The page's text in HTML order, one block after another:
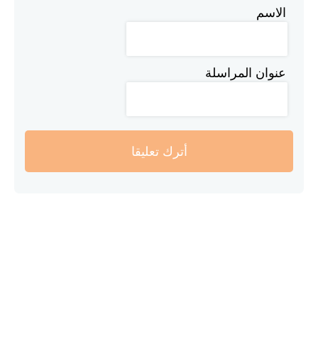
الاسم
عنوان المراسلة
أترك تعليقا